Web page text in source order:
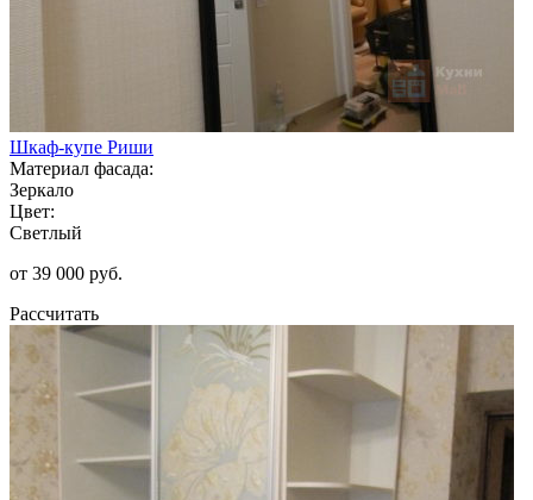
Шкаф-купе Риши
Материал фасада:
Зеркало
Цвет:
Светлый
от 39 000 руб.
Рассчитать